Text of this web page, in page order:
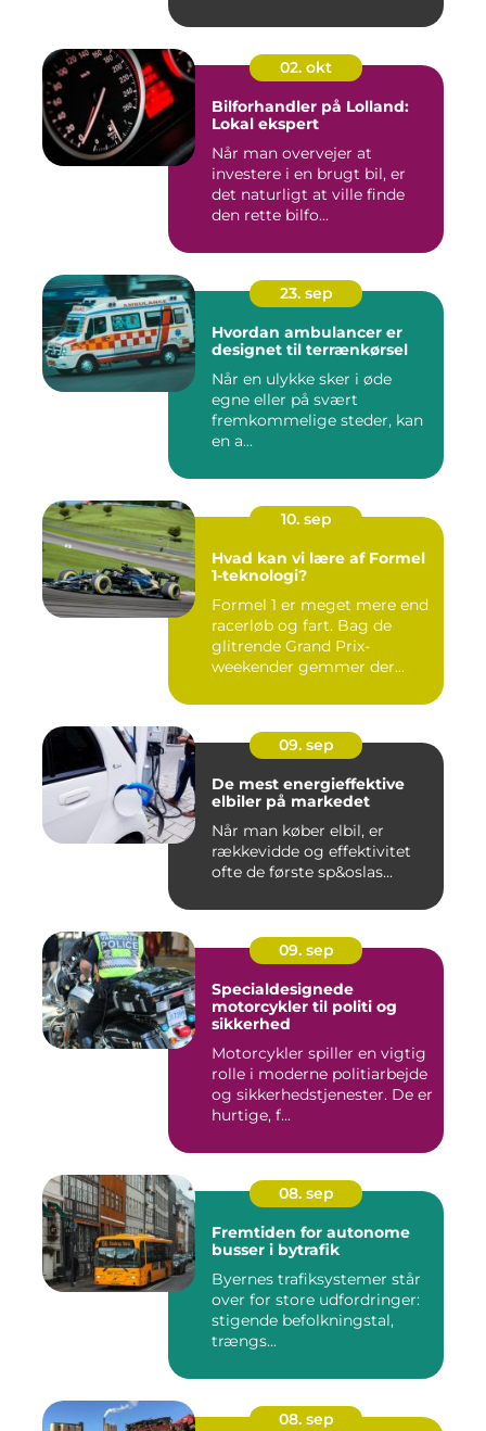
02. okt
Bilforhandler på Lolland:
Lokal ekspert
Når man overvejer at
investere i en brugt bil, er
det naturligt at ville finde
den rette bilfo...
23. sep
Hvordan ambulancer er
designet til terrænkørsel
Når en ulykke sker i øde
egne eller på svært
fremkommelige steder, kan
en a...
10. sep
Hvad kan vi lære af Formel
1-teknologi?
Formel 1 er meget mere end
racerløb og fart. Bag de
glitrende Grand Prix-
weekender gemmer der...
09. sep
De mest energieffektive
elbiler på markedet
Når man køber elbil, er
rækkevidde og effektivitet
ofte de første sp&oslas...
09. sep
Specialdesignede
motorcykler til politi og
sikkerhed
Motorcykler spiller en vigtig
rolle i moderne politiarbejde
og sikkerhedstjenester. De er
hurtige, f...
08. sep
Fremtiden for autonome
busser i bytrafik
Byernes trafiksystemer står
over for store udfordringer:
stigende befolkningstal,
trængs...
08. sep